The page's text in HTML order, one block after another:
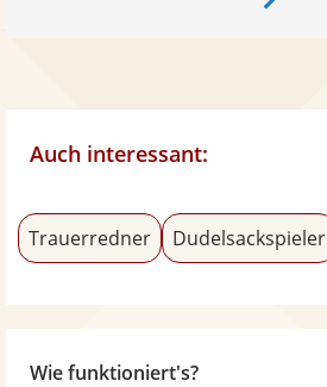
Auch interessant:
Trauerredner Dudelsackspieler
Wie funktioniert's?